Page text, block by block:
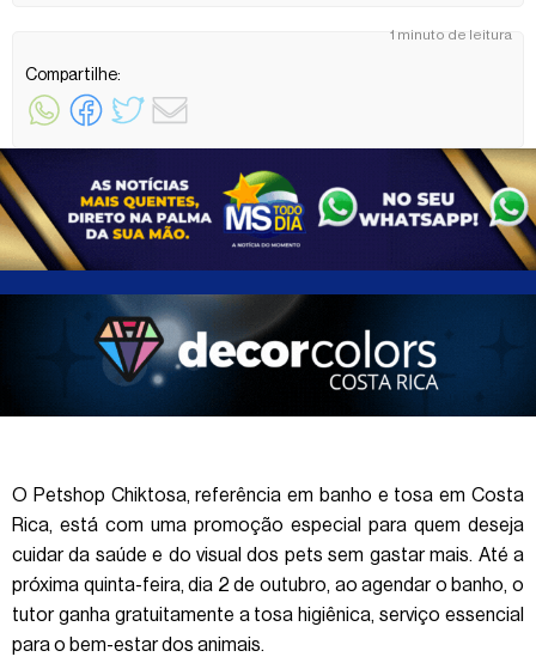
1 minuto de leitura
Compartilhe:
O Petshop Chiktosa, referência em banho e tosa em Costa
Rica, está com uma promoção especial para quem deseja
cuidar da saúde e do visual dos pets sem gastar mais. Até a
próxima quinta-feira, dia 2 de outubro, ao agendar o banho, o
tutor ganha gratuitamente a tosa higiênica, serviço essencial
para o bem-estar dos animais.